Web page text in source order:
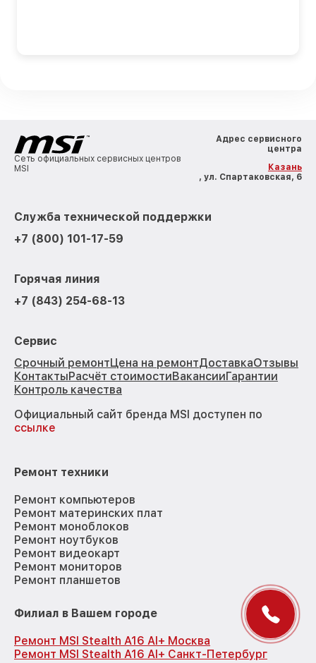
Сеть официальных сервисных центров
MSI
Адрес сервисного
центра
Казань
, ул. Спартаковская, 6
Служба технической поддержки
+7 (800) 101-17-59
Горячая линия
+7 (843) 254-68-13
Сервис
Срочный ремонтЦена на ремонтДоставкаОтзывы
КонтактыРасчёт стоимостиВакансииГарантии
Контроль качества
Официальный сайт бренда MSI доступен по
ссылке
Ремонт техники
Ремонт компьютеров
Ремонт материнских плат
Ремонт моноблоков
Ремонт ноутбуков
Ремонт видеокарт
Ремонт мониторов
Ремонт планшетов
Филиал в Вашем городе
Ремонт MSI Stealth A16 AI+ Москва
Ремонт MSI Stealth A16 AI+ Санкт-Петербург